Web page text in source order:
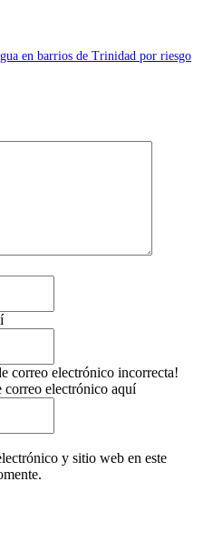
en barrios de Trinidad por riesgo
correo electrónico incorrecta!
correo electrónico aquí
y sitio web en este